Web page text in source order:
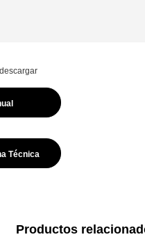
Técnica
Productos